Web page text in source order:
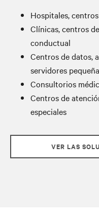
Hospitales,
Clínicas, centros
conductual
Centros de datos,
servidores
Consultorios
Centros de
especiales
VER LAS